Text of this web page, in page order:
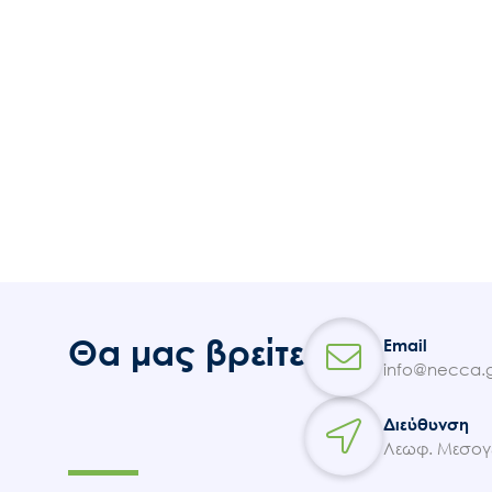
Θα μας βρείτε
Email
Διεύθυνση
Λεωφ.